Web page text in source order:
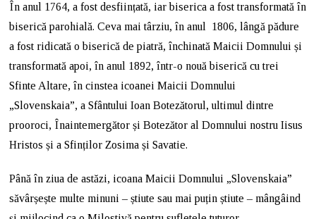
În anul 1764, a fost desființată, iar biserica a fost transformată în
biserică parohială. Ceva mai târziu, în anul 1806, lângă pădure
a fost ridicată o biserică de piatră, închinată Maicii Domnului și
transformată apoi, în anul 1892, într-o nouă biserică cu trei
Sfinte Altare, în cinstea icoanei Maicii Domnului
„Slovenskaia”, a Sfântului Ioan Botezătorul, ultimul dintre
prooroci, Înaintemergător și Botezător al Domnului nostru Iisus
Hristos și a Sfinților Zosima și Savatie.
Până în ziua de astăzi, icoana Maicii Domnului „Slovenskaia”
săvârșește multe minuni – știute sau mai puțin știute – mângâind